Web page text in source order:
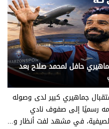
حافل لمحمد صلاح بعد
جماهيري كبير لدى وصوله
رسميًا إلى صفوف نادي
الصيفية، في مشهد لفت أنظار و...